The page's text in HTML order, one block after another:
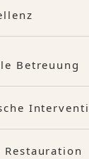
Betreuung
Restauration